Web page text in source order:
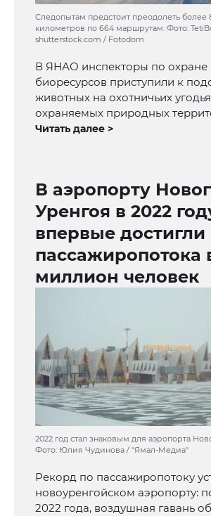
Следопытам предстоит преодолеть более
километров по 664 маршрутам. Фото:
shutterstock.com / Fotodom
В ЯНАО инспекторы по охране
биоресурсов приступили к
животных на охотничьих
охраняемых природных
Читать далее >
В аэропорту
Уренгоя в 2022
впервые достигли
пассажиропотока
миллион человек
2022 год стал знаковым для аэропорта
Фото: Юлия Чудинова / "Ямал-Медиа"
Рекорд по пассажиропотоку
новоуренгойском аэропорту:
2022 года, воздушная гавань